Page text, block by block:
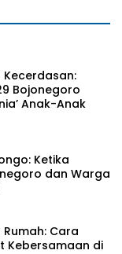
Kecerdasan:
Bojonegoro
Anak-Anak
Ketika
dan Warga
Cara
Kebersamaan di